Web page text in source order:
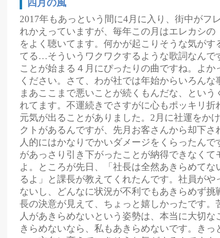
四月の風
2017年もあっという間に4月に入り、街中がフ
れかえっていますが、毎年この月はエレカシの
をよく聴いてます。何かが起こりそうな気がす
てる…そういうワクワクするような歌詞なんで
ことが始まる４月にぴったりの曲ですね。よか
ください。さて、わが社では年始からいろん
まあここまで悪いことが続くもんだな、という
れてます。不運続きでさすがに心もポッキリ折
元気が出ることがありました。2月に社運をか
クトがあるんですが、先月お客さんから却下さ
人的にはかなりでかいダメージをくらったんで
があっさり引き下がったことが納得できなくて
よ。ところが先日、「社長は全然あきらめてな
るよ」と課長が教えてくれたんです。社員がや
ないし、どんなに状況が不利でもあきらめず挑
長の決意が見えて、ちょっと嬉しかったです。
人があきらめないという姿勢は、本当に大切な
きらめないなら、私もあきらめないです。きっ